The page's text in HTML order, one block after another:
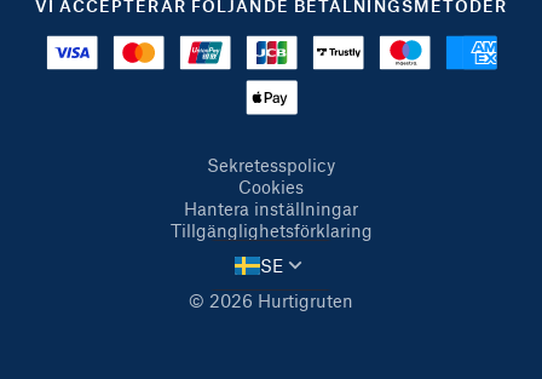
VI ACCEPTERAR FÖLJANDE BETALNINGSMETODER
Sekretesspolicy
Cookies
Hantera inställningar
Tillgänglighetsförklaring
© 2026 Hurtigruten
SE